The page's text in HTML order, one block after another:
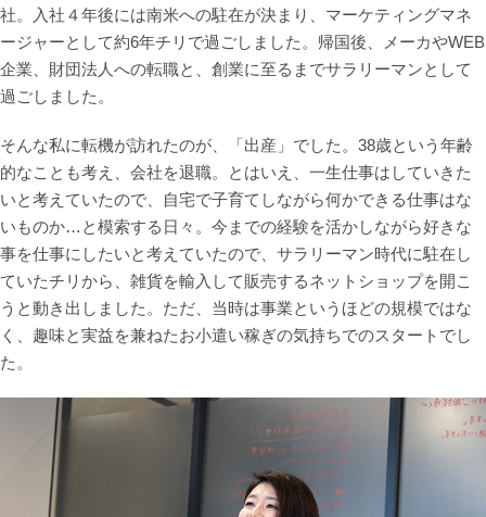
社。入社４年後には南米への駐在が決まり、マーケティングマネ
ージャーとして約6年チリで過ごしました。帰国後、メーカやWEB
企業、財団法人への転職と、創業に至るまでサラリーマンとして
過ごしました。
そんな私に転機が訪れたのが、「出産」でした。38歳という年齢
的なことも考え、会社を退職。とはいえ、一生仕事はしていきた
いと考えていたので、自宅で子育てしながら何かできる仕事はな
いものか…と模索する日々。今までの経験を活かしながら好きな
事を仕事にしたいと考えていたので、サラリーマン時代に駐在し
ていたチリから、雑貨を輸入して販売するネットショップを開こ
うと動き出しました。ただ、当時は事業というほどの規模ではな
く、趣味と実益を兼ねたお小遣い稼ぎの気持ちでのスタートでし
た。